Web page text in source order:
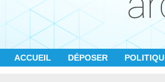
ACCUEIL DÉPOSER